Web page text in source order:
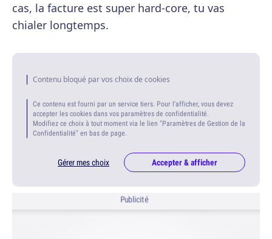
cas, la facture est super hard-core, tu vas
chialer longtemps.
Contenu bloqué par vos choix de cookies
Ce contenu est fourni par un service tiers. Pour l'afficher, vous devez
accepter les cookies dans vos paramètres de confidentialité.
Modifiez ce choix à tout moment via le lien "Paramètres de Gestion de la
Confidentialité" en bas de page.
Gérer mes choix Accepter & afficher
Publicité